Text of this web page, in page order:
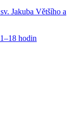
Jakuba Většího a
hodin